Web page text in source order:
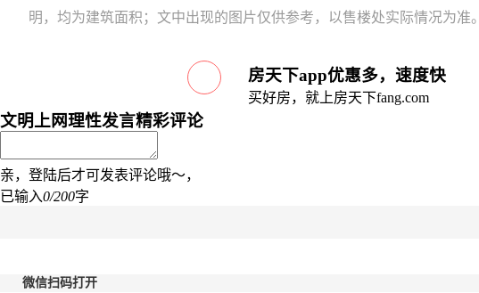
明，均为建筑面积；文中出现的图片仅供参考，以售楼处实际情况为准。
房天下app优惠多，速度快
买好房，就上房天下fang.com
文明上网理性发言精彩评论
亲，登陆后才可发表评论哦～，
已输入0/200字
微信扫码打开